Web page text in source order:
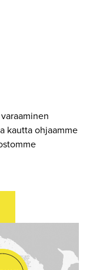
kautta ohjaamme